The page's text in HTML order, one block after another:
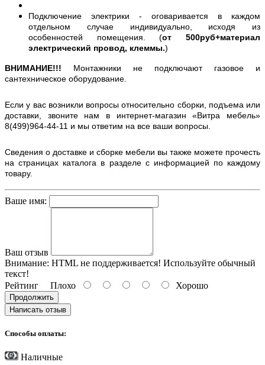
Подключение электрики - оговаривается в каждом
отдельном случае индивидуально, исходя из
особенностей помещения. (от 500руб+материал
электрический провод, клеммы.)
ВНИМАНИЕ!!! Монтажники не подключают газовое и
сантехническое оборудование.
Если у вас возникли вопросы относительно сборки, подъема или
доставки, звоните нам в интернет-магазин «Витра мебель»
8(499)964-44-11 и мы ответим на все ваши вопросы.
Сведения о доставке и сборке мебели вы также можете прочесть
на страницах каталога в разделе с информацией по каждому
товару.
Ваше имя:
Ваш отзыв
Внимание: HTML не поддерживается! Используйте обычный
текст!
Рейтинг Плохо Хорошо
Продолжить
Написать отзыв
Способы оплаты:
Наличные